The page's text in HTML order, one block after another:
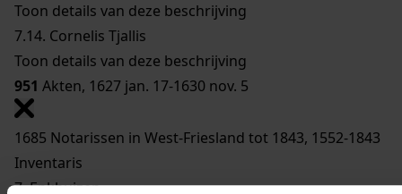
Toon details van deze beschrijving
7.14. Cornelis Tjallis
Toon details van deze beschrijving
951 Akten, 1627 jan. 17-1630 nov. 5
1685 Notarissen in West-Friesland tot 1843, 1552-1843
Inventaris
7. Enkhuizen